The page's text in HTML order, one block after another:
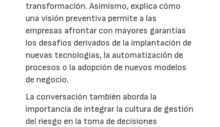
transformación. Asimismo, explica cómo
una visión preventiva permite a las
empresas afrontar con mayores garantías
los desafíos derivados de la implantación de
nuevas tecnologías, la automatización de
procesos o la adopción de nuevos modelos
de negocio.
La conversación también aborda la
importancia de integrar la cultura de gestión
del riesgo en la toma de decisiones